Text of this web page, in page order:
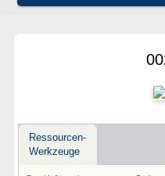
Ressourcen-
Werkzeuge